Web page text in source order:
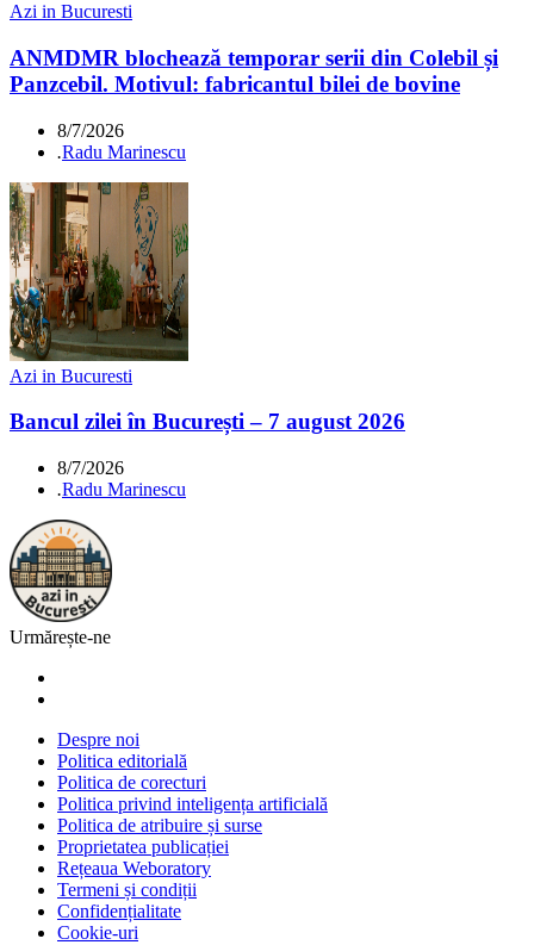
Azi in Bucuresti
ANMDMR blochează temporar serii din Colebil și
Panzcebil. Motivul: fabricantul bilei de bovine
8/7/2026
.Radu Marinescu
Azi in Bucuresti
Bancul zilei în București – 7 august 2026
8/7/2026
.Radu Marinescu
Urmărește-ne
Despre noi
Politica editorială
Politica de corecturi
Politica privind inteligența artificială
Politica de atribuire și surse
Proprietatea publicației
Rețeaua Weboratory
Termeni și condiții
Confidențialitate
Cookie-uri